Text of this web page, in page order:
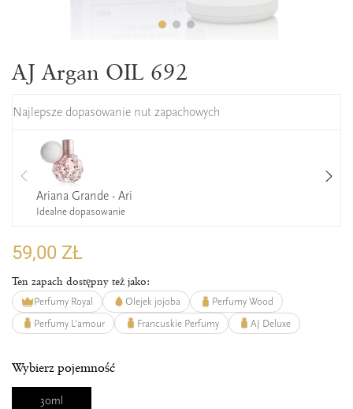
AJ Argan OIL 692
Najlepsze dopasowanie nut zapachowych
Ariana Grande - Ari
Idealne dopasowanie
59,00 ZŁ
Ten zapach dostępny też jako:
Perfumy Royal Olejek jojoba
Perfumy Wood
Perfumy L'amour
Francuskie Perfumy AJ Deluxe
Wybierz pojemność
30ml